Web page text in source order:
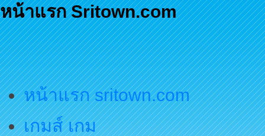
หน้าแรก Sritown.com
หน้าแรก sritown.com
เกมส์ เกม